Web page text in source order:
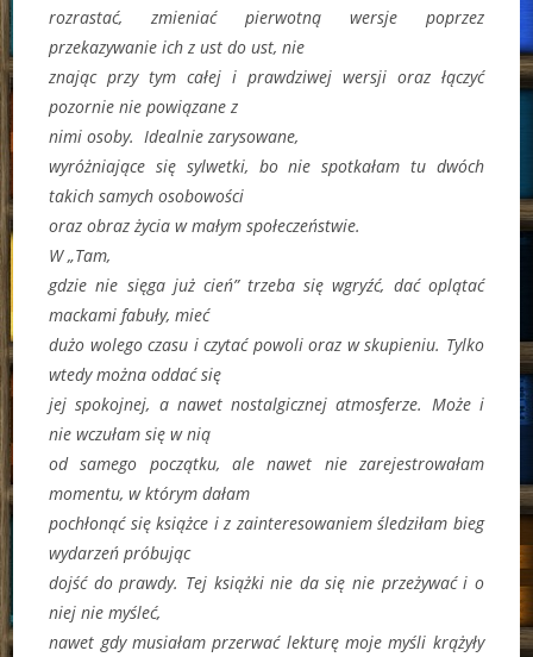
rozrastać, zmieniać pierwotną wersje poprzez
przekazywanie ich z ust do ust, nie
znając przy tym całej i prawdziwej wersji oraz łączyć
pozornie nie powiązane z
nimi osoby. Idealnie zarysowane,
wyróżniające się sylwetki, bo nie spotkałam tu dwóch
takich samych osobowości
oraz obraz życia w małym społeczeństwie.
W „Tam,
gdzie nie sięga już cień” trzeba się wgryźć, dać oplątać
mackami fabuły, mieć
dużo wolego czasu i czytać powoli oraz w skupieniu. Tylko
wtedy można oddać się
jej spokojnej, a nawet nostalgicznej atmosferze. Może i
nie wczułam się w nią
od samego początku, ale nawet nie zarejestrowałam
momentu, w którym dałam
pochłonąć się książce i z zainteresowaniem śledziłam bieg
wydarzeń próbując
dojść do prawdy. Tej książki nie da się nie przeżywać i o
niej nie myśleć,
nawet gdy musiałam przerwać lekturę moje myśli krążyły